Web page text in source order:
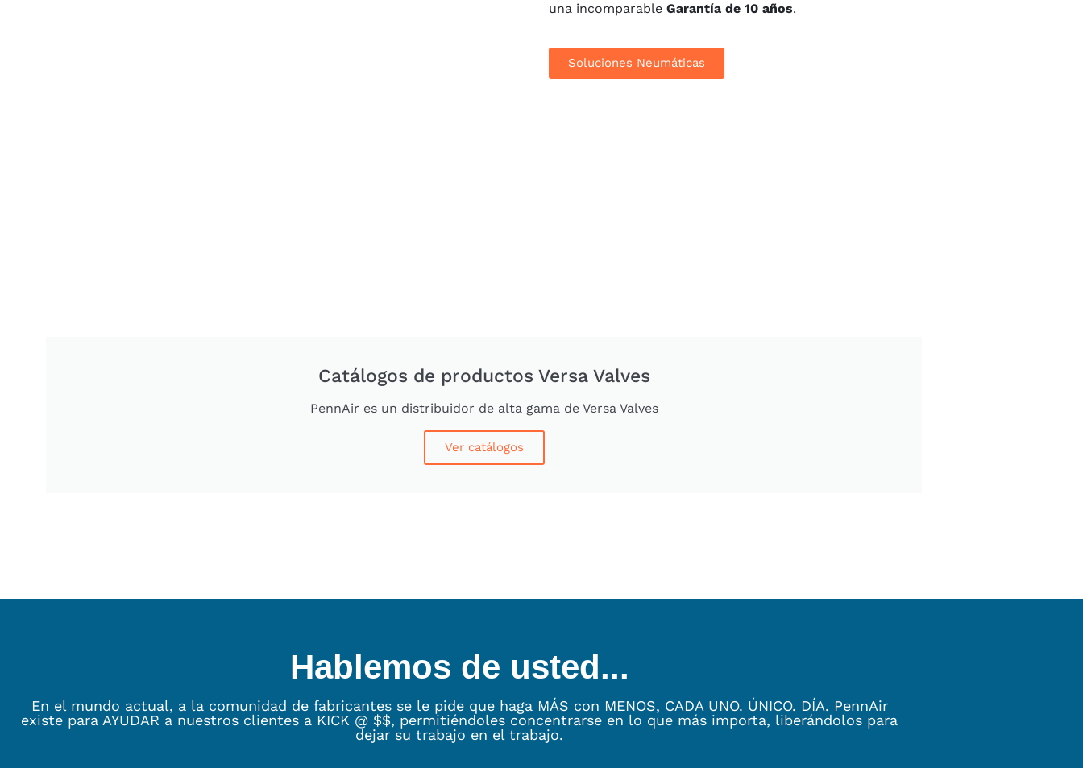
una incomparable Garantía de 10 años.
Soluciones Neumáticas
Catálogos de productos Versa Valves
PennAir es un distribuidor de alta gama de Versa Valves
Ver catálogos
Hablemos de usted...
En el mundo actual, a la comunidad de fabricantes se le pide que haga MÁS con MENOS, CADA UNO. ÚNICO. DÍA. PennAir
existe para AYUDAR a nuestros clientes a KICK @ $$, permitiéndoles concentrarse en lo que más importa, liberándolos para
dejar su trabajo en el trabajo.